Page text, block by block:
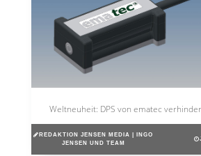
Weltneuheit: DPS von ematec
REDAKTION JENSEN MEDIA | INGO
JENSEN UND TEAM